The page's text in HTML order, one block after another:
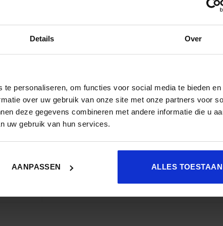
Details Over
personaliseren, om functies voor social media te bieden en
over uw gebruik van onze site met onze partners voor
deze gegevens combineren met andere informatie die u
uw gebruik van hun services.
AANPASSEN ALLES TOESTAAN
Piret Hirv, Health Technology Division